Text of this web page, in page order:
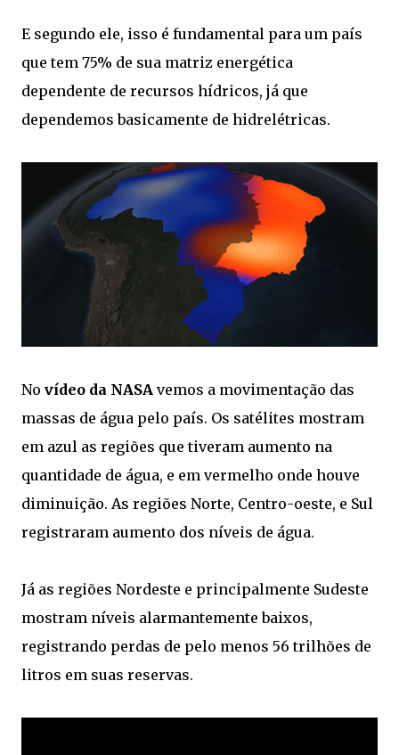
E segundo ele, isso é fundamental para um país
que tem 75% de sua matriz energética
dependente de recursos hídricos, já que
dependemos basicamente de hidrelétricas.
No vídeo da NASA vemos a movimentação das
massas de água pelo país. Os satélites mostram
em azul as regiões que tiveram aumento na
quantidade de água, e em vermelho onde houve
diminuição. As regiões Norte, Centro-oeste, e Sul
registraram aumento dos níveis de água.
Já as regiões Nordeste e principalmente Sudeste
mostram níveis alarmantemente baixos,
registrando perdas de pelo menos 56 trilhões de
litros em suas reservas.